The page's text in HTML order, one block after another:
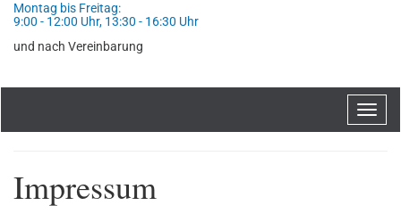
Montag bis Freitag:
9:00 - 12:00 Uhr, 13:30 - 16:30 Uhr
und nach Vereinbarung
ein-/
Impressum